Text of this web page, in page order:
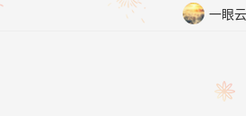
一眼